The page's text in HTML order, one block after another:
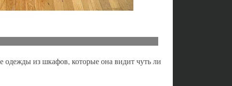
одежды из шкафов, которые она видит чуть ли